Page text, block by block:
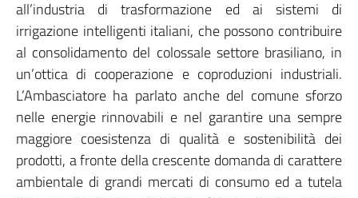
all’industria di trasformazione ed ai sistemi di
irrigazione intelligenti italiani, che possono contribuire
al consolidamento del colossale settore brasiliano, in
un’ottica di cooperazione e coproduzioni industriali.
L’Ambasciatore ha parlato anche del comune sforzo
nelle energie rinnovabili e nel garantire una sempre
maggiore coesistenza di qualità e sostenibilità dei
prodotti, a fronte della crescente domanda di carattere
ambientale di grandi mercati di consumo ed a tutela